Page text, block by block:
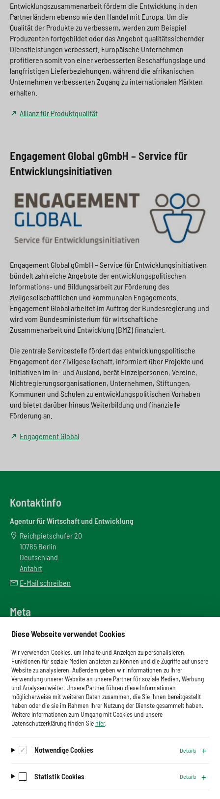
Entwicklungszusammenarbeit fördern die Entwicklung in den
Partnerländern ebenso wie den Handel mit Europa. Um die
Qualität der Produkte zu verbessern, werden zum Beispiel
Produzenten fortgebildet oder das Angebot qualitätssichernder
Dienstleistungen verbessert. Europäische Unternehmen
profitieren somit von einer verbesserten Beschaffungslage und
langfristigen Lieferbeziehungen, während die afrikanischen
Unternehmen verbesserten Zugang zu internationalen Märkten
erhalten.
Allianz für Produktqualität
Engagement Global gGmbH – Service für
Entwicklungsinitiativen
Engagement Global gGmbH – Service für Entwicklungsinitiativen
bündelt zahlreiche Angebote der entwicklungspolitischen
Informations- und Bildungsarbeit zur Förderung des
zivilgesellschaftlichen und kommunalen Engagements.
Engagement Global arbeitet im Auftrag der Bundesregierung und
wird vom Bundesministerium für wirtschaftliche
Zusammenarbeit und Entwicklung (BMZ) finanziert.
Die zentrale Servicestelle fördert das entwicklungspolitische
Engagement der Zivilgesellschaft, informiert über Projekte und
Initiativen im In- und Ausland, berät Einzelpersonen, Vereine,
Nichtregierungsorganisationen, Unternehmen, Stiftungen,
Kommunen und Schulen zu entwicklungspolitischen Vorhaben
und bietet darüber hinaus Weiterbildung und finanzielle
Förderung an.
Engagement Global
Kontaktinfo
Agentur für Wirtschaft und Entwicklung
Reichpietschufer 20
10785 Berlin
Deutschland
Anfahrt
E-Mail schreiben
Meta
Downloadbereich
Glossar
Impressum
Datenschutz
Cookies
Newsletter abonnieren
Diese Webseite verwendet Cookies
Wir verwenden Cookies, um Inhalte und Anzeigen zu personalisieren,
Funktionen für soziale Medien anbieten zu können und die Zugriffe auf unsere
Website zu analysieren. Außerdem geben wir Informationen zu Ihrer
Verwendung unserer Website an unsere Partner für soziale Medien, Werbung
und Analysen weiter. Unsere Partner führen diese Informationen
möglicherweise mit weiteren Daten zusammen, die Sie ihnen bereitgestellt
haben oder die sie im Rahmen Ihrer Nutzung der Dienste gesammelt haben.
Weitere Informationen zum Umgang mit Cookies und unsere
Datenschutzerklärung finden Sie hier.
Notwendige Cookies Details
Statistik Cookies Details